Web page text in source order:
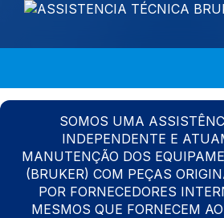
SOMOS UMA
INDEPENDENTE E
MANUTENÇÃO DOS
(BRUKER) COM PEÇAS
POR FORNECEDORES
MESMOS QUE FORNECEM